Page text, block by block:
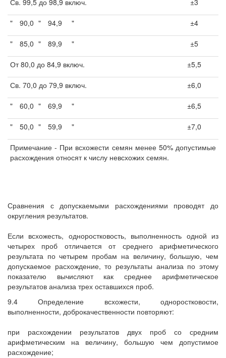
Св. 99,5 до 98,9 включ. ±3
" 90,0 " 94,9 " ±4
" 85,0 " 89,9 " ±5
От 80,0 до 84,9 включ. ±5,5
Св. 70,0 до 79,9 включ. ±6,0
" 60,0 " 69,9 " ±6,5
" 50,0 " 59,9 " ±7,0
Примечание - При всхожести семян менее 50% допустимые
расхождения относят к числу невсхожих семян.
Сравнения с допускаемыми расхождениями проводят до
округления результатов.
Если всхожесть, одноростковость, выполненность одной из
четырех проб отличается от среднего арифметического
результата по четырем пробам на величину, большую, чем
допускаемое расхождение, то результаты анализа по этому
показателю вычисляют как среднее арифметическое
результатов анализа трех оставшихся проб.
9.4 Определение всхожести, одноростковости,
выполненности, доброкачественности повторяют:
при расхождении результатов двух проб со средним
арифметическим на величину, большую чем допустимое
расхождение;